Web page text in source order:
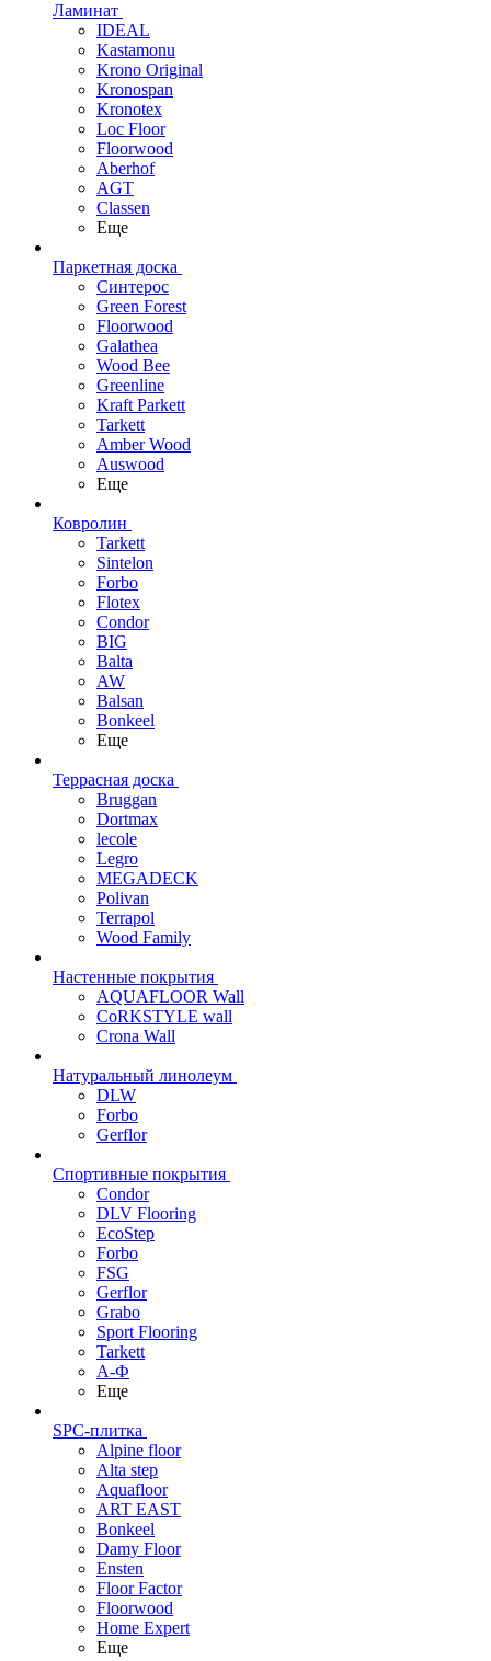
Ламинат
IDEAL
Kastamonu
Krono Original
Kronospan
Kronotex
Loc Floor
Floorwood
Aberhof
AGT
Classen
Еще
Паркетная доска
Синтерос
Green Forest
Floorwood
Galathea
Wood Bee
Greenline
Kraft Parkett
Tarkett
Amber Wood
Auswood
Еще
Ковролин
Tarkett
Sintelon
Forbo
Flotex
Condor
BIG
Balta
AW
Balsan
Bonkeel
Еще
Террасная доска
Bruggan
Dortmax
lecole
Legro
MEGADECK
Polivan
Terrapol
Wood Family
Настенные покрытия
AQUAFLOOR Wall
CoRKSTYLE wall
Crona Wall
Натуральный линолеум
DLW
Forbo
Gerflor
Спортивные покрытия
Condor
DLV Flooring
EcoStep
Forbo
FSG
Gerflor
Grabo
Sport Flooring
Tarkett
А-Ф
Еще
SPC-плитка
Alpine floor
Alta step
Aquafloor
ART EAST
Bonkeel
Damy Floor
Ensten
Floor Factor
Floorwood
Home Expert
Еще